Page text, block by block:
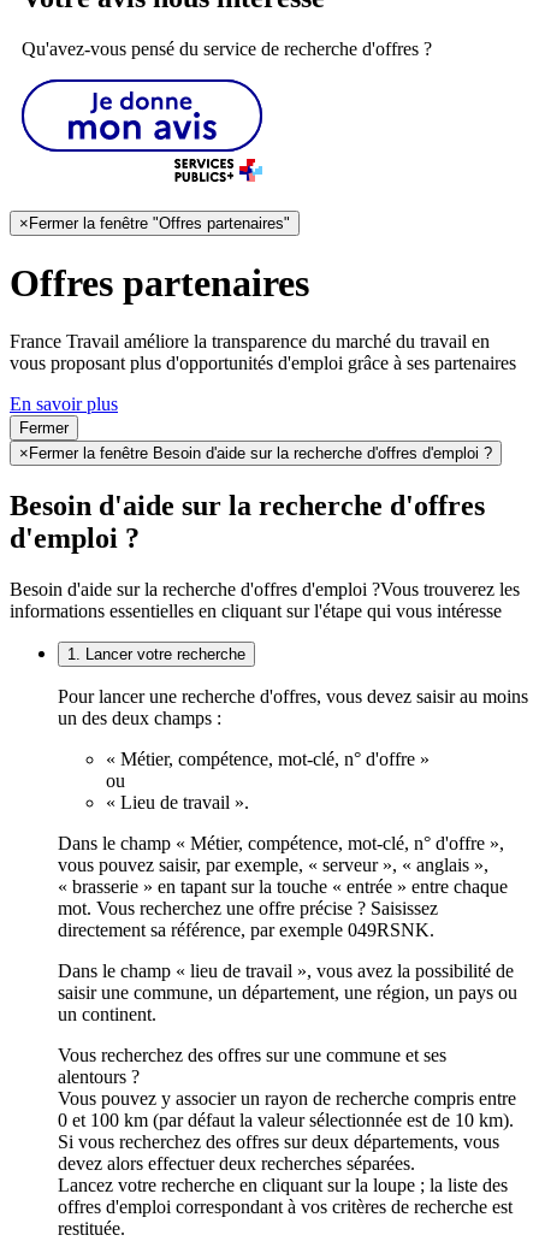
Qu'avez-vous pensé du service de recherche d'offres ?
×Fermer la fenêtre "Offres partenaires"
Offres partenaires
France Travail améliore la transparence du marché du travail en
vous proposant plus d'opportunités d'emploi grâce à ses partenaires
En savoir plus
Fermer
× Fermer la fenêtre Besoin d'aide sur la recherche d'offres d'emploi ?
Besoin d'aide sur la recherche d'offres
d'emploi ?
Besoin d'aide sur la recherche d'offres d'emploi ?Vous trouverez les
informations essentielles en cliquant sur l'étape qui vous intéresse
1. Lancer votre recherche
Pour lancer une recherche d'offres, vous devez saisir au moins
un des deux champs :
« Métier, compétence, mot-clé, n° d'offre »
ou
« Lieu de travail ».
Dans le champ « Métier, compétence, mot-clé, n° d'offre »,
vous pouvez saisir, par exemple, « serveur », « anglais »,
« brasserie » en tapant sur la touche « entrée » entre chaque
mot. Vous recherchez une offre précise ? Saisissez
directement sa référence, par exemple 049RSNK.
Dans le champ « lieu de travail », vous avez la possibilité de
saisir une commune, un département, une région, un pays ou
un continent.
Vous recherchez des offres sur une commune et ses
alentours ?
Vous pouvez y associer un rayon de recherche compris entre
0 et 100 km (par défaut la valeur sélectionnée est de 10 km).
Si vous recherchez des offres sur deux départements, vous
devez alors effectuer deux recherches séparées.
Lancez votre recherche en cliquant sur la loupe ; la liste des
offres d'emploi correspondant à vos critères de recherche est
restituée.